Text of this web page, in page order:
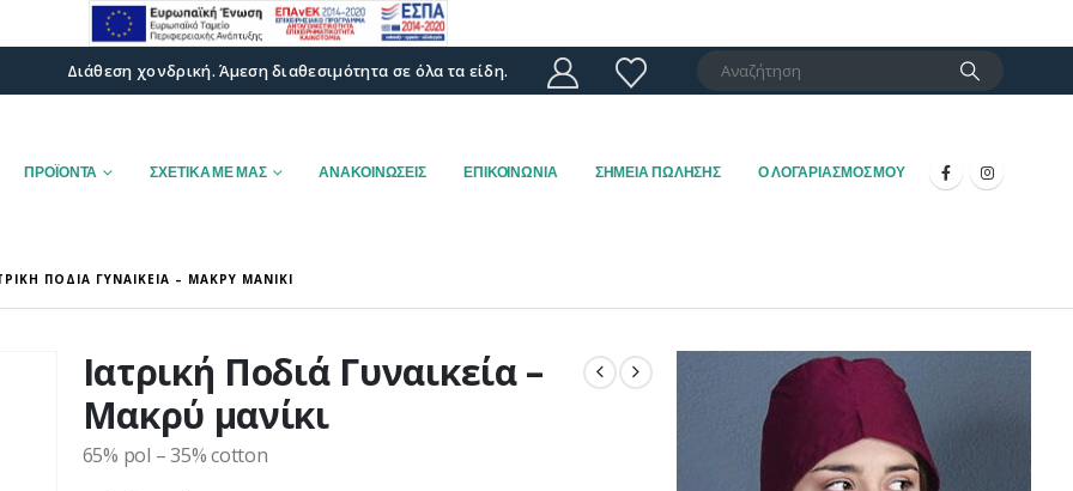
Διάθεση χονδρική. Άμεση διαθεσιμότητα σε όλα τα είδη.
ΠΡΟΪΟΝΤΑ ΣΧΕΤΙΚΑ ΜΕ ΜΑΣ ΑΝΑΚΟΙΝΩΣΕΙΣ ΕΠΙΚΟΙΝΩΝΙΑ ΣΗΜΕΙΑ ΠΩΛΗΣΗΣ Ο ΛΟΓΑΡΙΑΣΜΟΣ ΜΟΥ
ΠΟΔΙΆ ΓΥΝΑΙΚΕΊΑ – ΜΑΚΡΎ ΜΑΝΊΚΙ
Ιατρική Ποδιά Γυναικεία –
Μακρύ μανίκι
65% pol – 35% cotton